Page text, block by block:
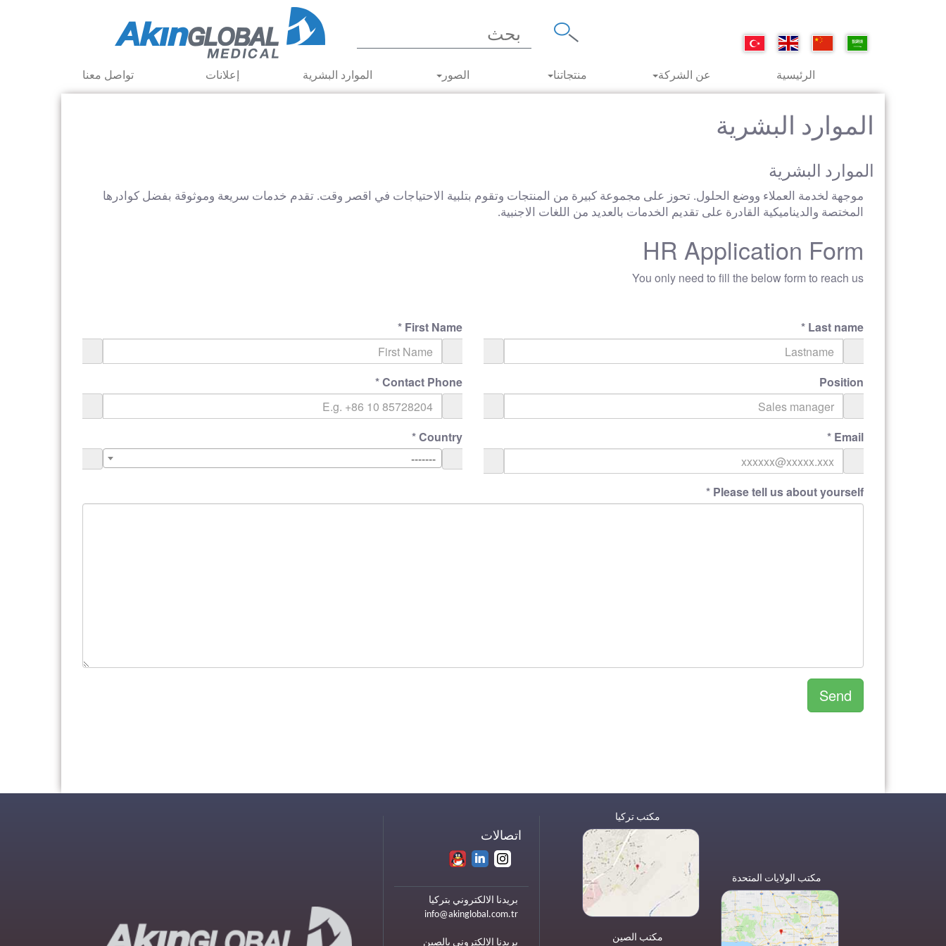
الرئيسية عن الشركة منتجاتنا الصور الموارد البشرية إعلانات تواصل معنا
الموارد البشرية
الموارد البشرية
موجهة لخدمة العملاء ووضع الحلول. تحوز على مجموعة كبيرة من المنتجات وتقوم بتلبية الاحتياجات في اقصر وقت. تقدم خدمات سريعة وموثوقة بفضل كوادرها
المختصة والديناميكية القادرة على تقديم الخدمات بالعديد من اللغات الاجنبية.
HR Application Form
You only need to fill the below form to reach us
First Name
* Last name
*
Contact Phone
* Position
Country
*
-------
Email
*
Please tell us about yourself
*
Send
اتصالات
بريدنا الالكتروني بتركيا
info@akinglobal.com.tr
بريدنا الالكتروني بالصين
مكتب تركيا
مكتب الصين
مكتب الولايات المتحدة